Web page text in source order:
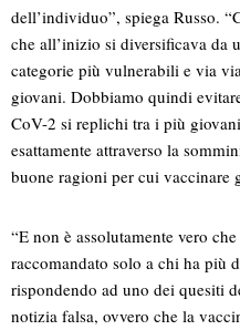
dell’individuo”, spiega Russo.
che all’inizio si diversificava da
categorie più vulnerabili e via
giovani. Dobbiamo quindi
CoV-2 si replichi tra i più
esattamente attraverso la
buone ragioni per cui vaccinare
“E non è assolutamente vero
raccomandato solo a chi ha più
rispondendo ad uno dei quesiti
notizia falsa, ovvero che la